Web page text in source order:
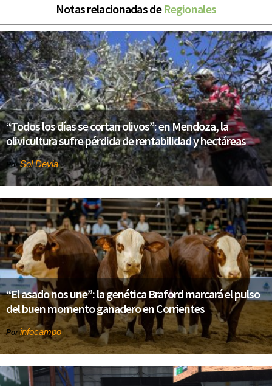
Notas relacionadas deRegionales
“Todos los días se cortan olivos”: en Mendoza, la
olivicultura sufre pérdida de rentabilidad y hectáreas
PorSol Devia
“El asado nos une”: la genética Braford marcará el pulso
del buen momento ganadero en Corrientes
Porinfocampo